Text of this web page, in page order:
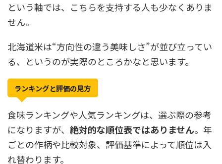
という軸では、こちらを支持する人も少なくありま
せん。
北海道米は“方向性の違う美味しさ”が並び立ってい
る、というのが実際のところかなと思います。
ランキングと評価の見方
食味ランキングや人気ランキングは、選ぶ際の参考
になりますが、 絶対的な順位表ではありません。年
ごとの作柄や比較対象、評価基準によって順位は入
れ替わります。